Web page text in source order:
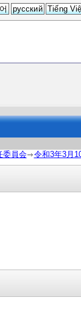
русский Tiếng
委員会 令和3年3月